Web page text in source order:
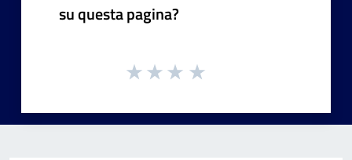
su questa pagina?